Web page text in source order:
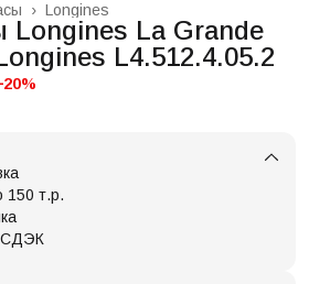
Longines
›
Longines La Grande
L4.512.4.05.2
20%
150 т.р.
СДЭК